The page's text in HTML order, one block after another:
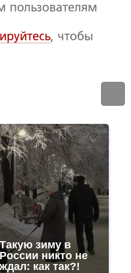
пользователям
, чтобы
Такую зиму в
России никто не
ждал: как так?!